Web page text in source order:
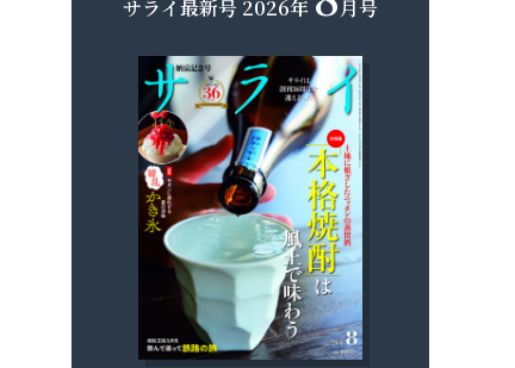
サライ最新号 2026年 月号